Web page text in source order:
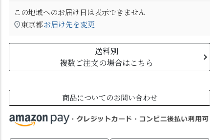
この地域へのお届け日は表示できません
東京都お届け先を変更
送料別
複数ご注文の場合はこちら
商品についてのお問い合わせ